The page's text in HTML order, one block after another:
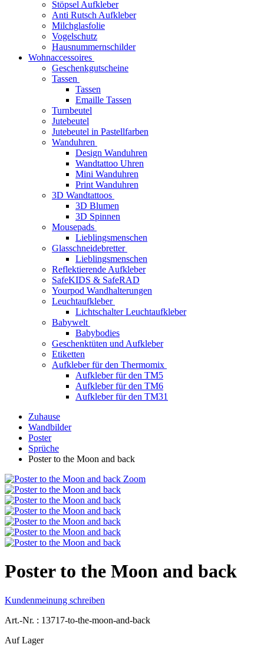
Stöpsel Aufkleber
Anti Rutsch Aufkleber
Milchglasfolie
Vogelschutz
Hausnummernschilder
Wohnaccessoires
Geschenkgutscheine
Tassen
Tassen
Emaille Tassen
Turnbeutel
Jutebeutel
Jutebeutel in Pastellfarben
Wanduhren
Design Wanduhren
Wandtattoo Uhren
Mini Wanduhren
Print Wanduhren
3D Wandtattoos
3D Blumen
3D Spinnen
Mousepads
Lieblingsmenschen
Glasschneidebretter
Lieblingsmenschen
Reflektierende Aufkleber
SafeKIDS & SafeRAD
Yourpod Wandhalterungen
Leuchtaufkleber
Lichtschalter Leuchtaufkleber
Babywelt
Babybodies
Geschenktüten und Aufkleber
Etiketten
Aufkleber für den Thermomix
Aufkleber für den TM5
Aufkleber für den TM6
Aufkleber für den TM31
Zuhause
Wandbilder
Poster
Sprüche
Poster to the Moon and back
Zoom
Poster to the Moon and back
Kundenmeinung schreiben
Art.-Nr. : 13717-to-the-moon-and-back
Auf Lager